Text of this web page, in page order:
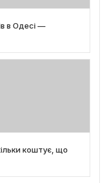
в Одесі —
коштує, що